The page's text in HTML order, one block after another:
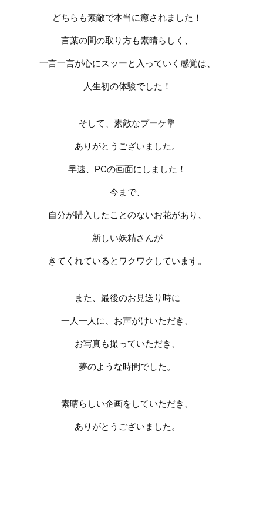
どちらも素敵で本当に癒されました！
言葉の間の取り方も素晴らしく、
一言一言が心にスッーと入っていく感覚は、
人生初の体験でした！
そして、素敵なブーケ💐
ありがとうございました。
早速、 PCの画面にしました！
今まで、
自分が購入したことのないお花があり、
新しい妖精さんが
きてくれているとワクワクしています。
また、最後のお見送り時に
一人一人に、お声がけいただき、
お写真も撮っていただき、
夢のような時間でした。
素晴らしい企画をしていただき、
ありがとうございました。